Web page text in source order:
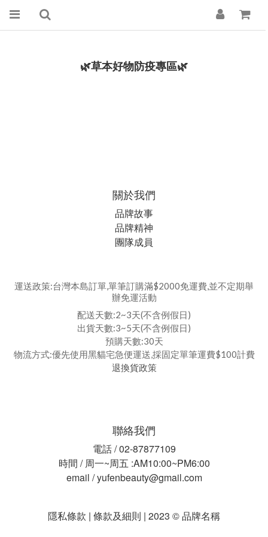
🌿草本好物防疫專區🌿
關於我們
品牌故事
品牌精神
團隊成員
運送政策:台灣本島訂單,單筆訂購滿$2000免運費,並不定期舉
辦免運活動
配送天數:2~3天(不含例假日)
出貨天數:3~5天(不含例假日)
預購天數:30天
物流方式:優先使用黑貓宅急便運送,採固定單筆運費$100計費
退換貨政策
聯絡我們
電話 / 02-87877109
時間 / 周一~周五 :AM10:00~PM6:00
email / yufenbeauty@gmail.com
隱私條款 | 條款及細則 | 2023 © 品牌名稱